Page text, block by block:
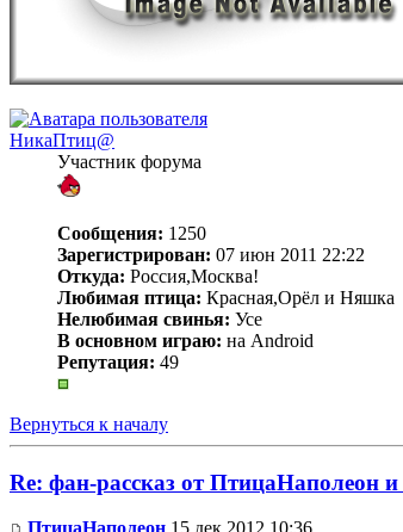
НикаПтиц@
Участник форума
Сообщения: 1250
Зарегистрирован: 07 июн 2011 22:22
Откуда: Россия,Москва!
Любимая птица: Красная,Орёл и Няшка
Нелюбимая свинья: Усе
В основном играю: на Android
Репутация: 49
Вернуться к началу
Re: фан-рассказ от ПтицаНаполеон